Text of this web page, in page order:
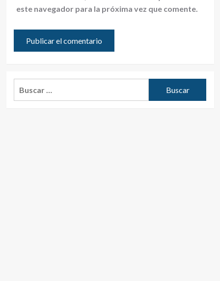
este navegador para la próxima vez que comente.